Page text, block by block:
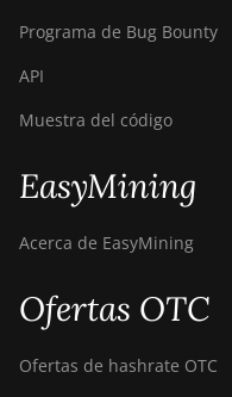
Programa de Bug Bounty
API
Muestra del código
EasyMining
Acerca de EasyMining
Ofertas OTC
Ofertas de hashrate OTC